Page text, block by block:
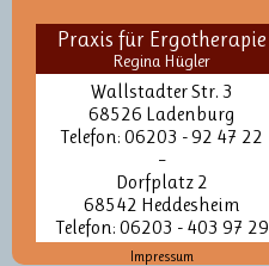
Praxis für Ergotherapie
Regina Hügler
Wallstadter Str. 3
68526 Ladenburg
Telefon: 06203 - 92 47 22
–
Dorfplatz 2
68542 Heddesheim
Telefon: 06203 - 403 97 29
Impressum